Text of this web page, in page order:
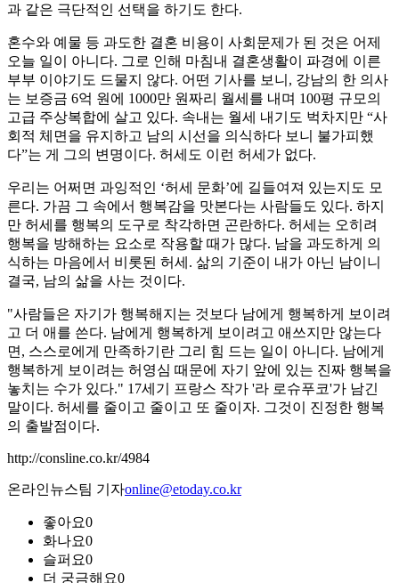
과 같은 극단적인 선택을 하기도 한다.
혼수와 예물 등 과도한 결혼 비용이 사회문제가 된 것은 어제
오늘 일이 아니다. 그로 인해 마침내 결혼생활이 파경에 이른
부부 이야기도 드물지 않다. 어떤 기사를 보니, 강남의 한 의사
는 보증금 6억 원에 1000만 원짜리 월세를 내며 100평 규모의
고급 주상복합에 살고 있다. 속내는 월세 내기도 벅차지만 “사
회적 체면을 유지하고 남의 시선을 의식하다 보니 불가피했
다”는 게 그의 변명이다. 허세도 이런 허세가 없다.
우리는 어쩌면 과잉적인 ‘허세 문화’에 길들여져 있는지도 모
른다. 가끔 그 속에서 행복감을 맛본다는 사람들도 있다. 하지
만 허세를 행복의 도구로 착각하면 곤란하다. 허세는 오히려
행복을 방해하는 요소로 작용할 때가 많다. 남을 과도하게 의
식하는 마음에서 비롯된 허세. 삶의 기준이 내가 아닌 남이니
결국, 남의 삶을 사는 것이다.
"사람들은 자기가 행복해지는 것보다 남에게 행복하게 보이려
고 더 애를 쓴다. 남에게 행복하게 보이려고 애쓰지만 않는다
면, 스스로에게 만족하기란 그리 힘 드는 일이 아니다. 남에게
행복하게 보이려는 허영심 때문에 자기 앞에 있는 진짜 행복을
놓치는 수가 있다." 17세기 프랑스 작가 '라 로슈푸코'가 남긴
말이다. 허세를 줄이고 줄이고 또 줄이자. 그것이 진정한 행복
의 출발점이다.
http://consline.co.kr/4984
온라인뉴스팀 기자online@etoday.co.kr
좋아요0
화나요0
슬퍼요0
더 궁금해요0